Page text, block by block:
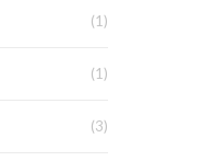
(1)
(1)
(3)